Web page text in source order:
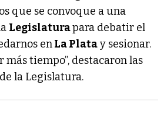
que se convoque a una
Legislaturapara debatir el
enLa Platay sesionar.
más tiempo”, destacaron las
la Legislatura.